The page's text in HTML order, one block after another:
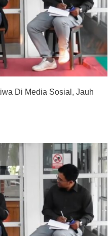
Di Media Sosial, Jauh